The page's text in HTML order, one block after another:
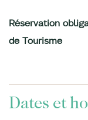
Réservation
de Tourisme
Dates et